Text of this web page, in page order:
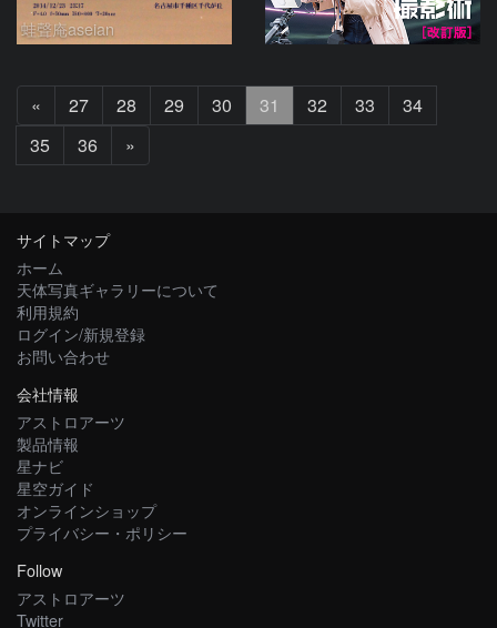
蛙聲庵aseian
«
へ
27 28 29 30 31 32 33
34
35
36 »
へ
サイトマップ
ホーム
天体写真ギャラリーについて
利用規約
ログイン/新規登録
お問い合わせ
会社情報
アストロアーツ
製品情報
星ナビ
星空ガイド
オンラインショップ
プライバシー・ポリシー
Follow
アストロアーツ
Twitter